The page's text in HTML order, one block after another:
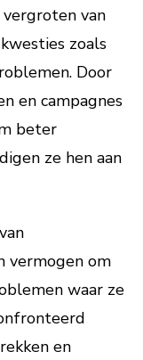
van
zoals
Door
en campagnes
beter
ze hen aan
vermogen om
waar ze
en